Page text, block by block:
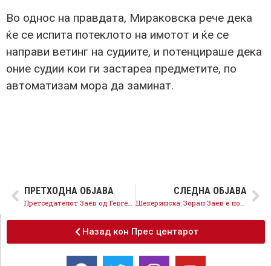
Во однос на правдата, Мираковска рече дека
ќе се испита потеклото на имотот и ќе се
направи ветинг на судиите, и потенцираше дека
оние судии кои ги застареа предметите, по
автоматизам мора да заминат.
ПРЕТХОДНА ОБЈАВА СЛЕДНА ОБЈАВА
Назад кон Прес центарот